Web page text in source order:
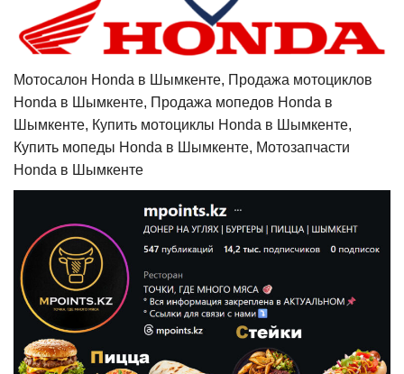
Мотосалон Honda в Шымкенте, Продажа мотоциклов
Honda в Шымкенте, Продажа мопедов Honda в
Шымкенте, Купить мотоциклы Honda в Шымкенте,
Купить мопеды Honda в Шымкенте, Мотозапчасти
Honda в Шымкенте